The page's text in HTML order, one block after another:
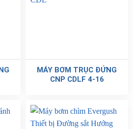
MÁY BƠM TRỤC ĐỨNG
CNP CDLF 4-16